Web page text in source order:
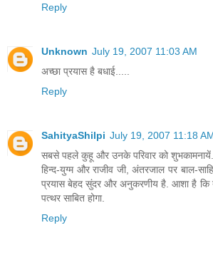
Reply
Unknown July 19, 2007 11:03 AM
अच्छा प्रयास है बधाई.....
Reply
SahityaShilpi July 19, 2007 11:18
सबसे पहले कुहू और उनके परिवार को शुभकामनायें.
हिन्द-युग्म और राजीव जी, अंतरजाल पर बाल-
प्रयास बेहद सुंदर और अनुकरणीय है. आशा है कि
पत्थर साबित होगा.
Reply